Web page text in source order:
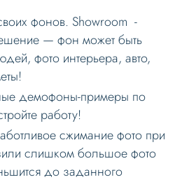
фонов. Showroom -
— фон может быть
фото интерьера, авто,
демофоны-примеры по
работу!
сжимание фото при
слишком большое фото
до заданного